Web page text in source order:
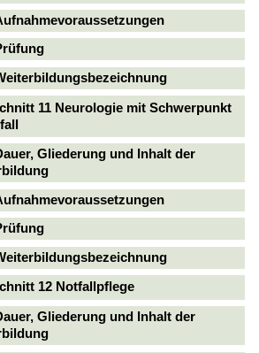
11 Neurologie mit Schwerpunkt
Gliederung und Inhalt der
12 Notfallpflege
Gliederung und Inhalt der